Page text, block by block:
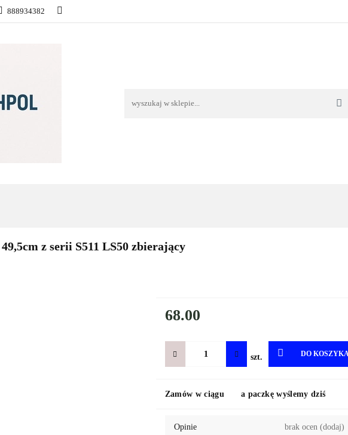
888934382
z serii S511 LS50 zbierający
68.00
szt. DO
Zamów w ciągu a paczkę wyślemy dziś
Opinie brak ocen (dodaj)